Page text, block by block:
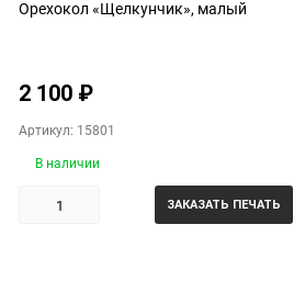
Орехокол «Щелкунчик», малый
2 100 ₽
Артикул: 15801
В наличии
ЗАКАЗАТЬ ПЕЧАТЬ